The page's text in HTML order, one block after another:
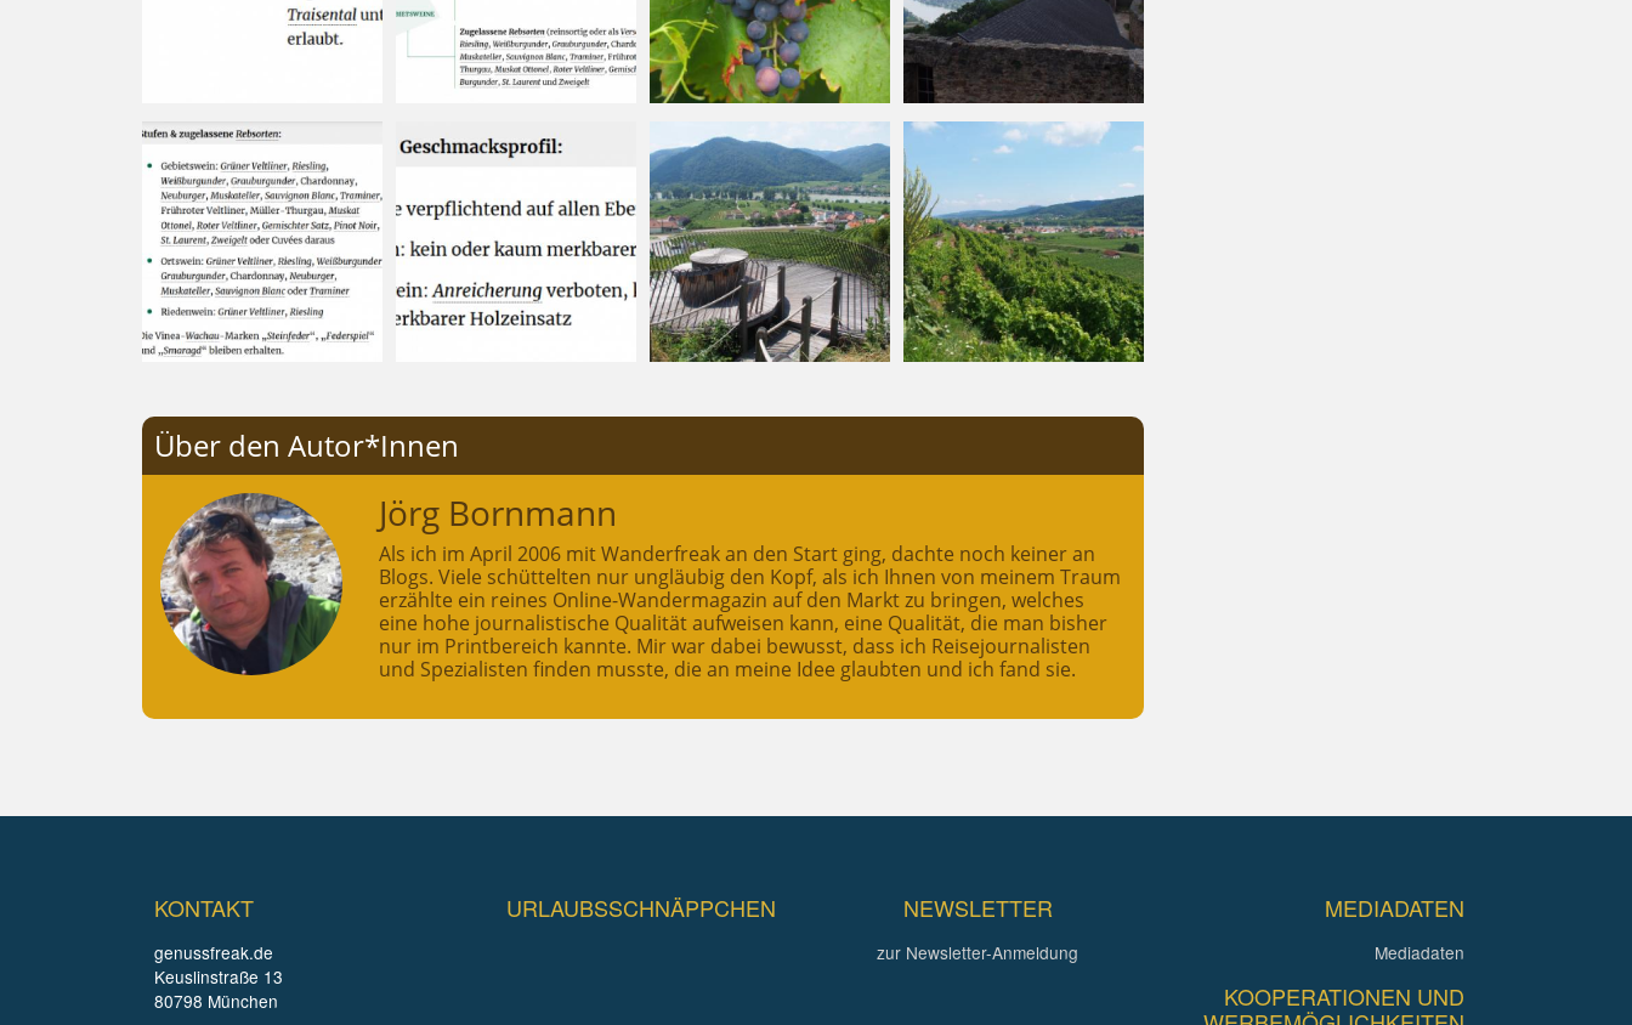
Über den Autor*Innen
Jörg Bornmann
Als ich im April 2006 mit Wanderfreak an den Start ging, dachte noch keiner an
Blogs. Viele schüttelten nur ungläubig den Kopf, als ich Ihnen von meinem Traum
erzählte ein reines Online-Wandermagazin auf den Markt zu bringen, welches
eine hohe journalistische Qualität aufweisen kann, eine Qualität, die man bisher
nur im Printbereich kannte. Mir war dabei bewusst, dass ich Reisejournalisten
und Spezialisten finden musste, die an meine Idee glaubten und ich fand sie.
KONTAKT
genussfreak.de
Keuslinstraße 13
80798 München
URLAUBSSCHNÄPPCHEN NEWSLETTER
zur Newsletter-Anmeldung
MEDIADATEN
Mediadaten
KOOPERATIONEN UND